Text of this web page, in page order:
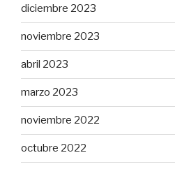
diciembre 2023
noviembre 2023
abril 2023
marzo 2023
noviembre 2022
octubre 2022